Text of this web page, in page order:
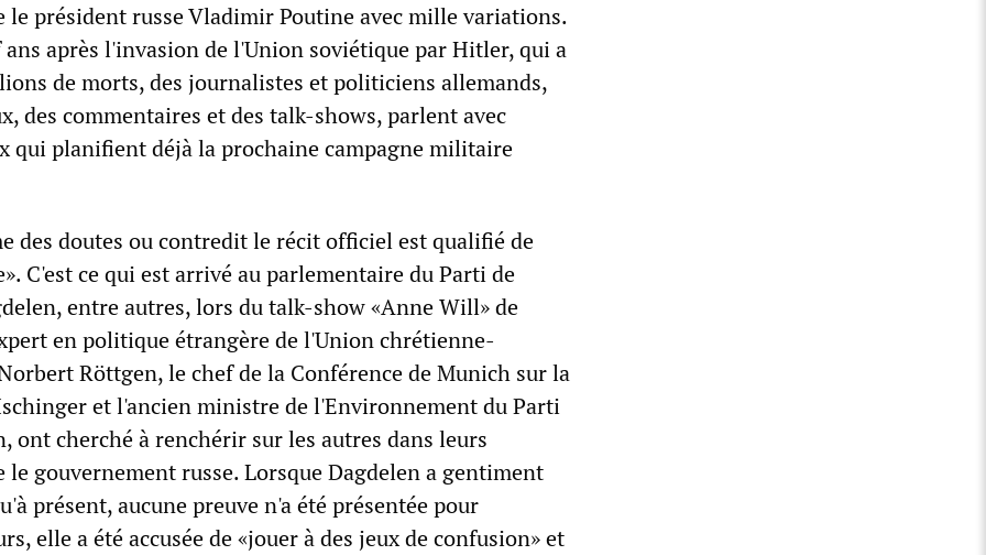
le président russe Vladimir Poutine avec mille variations.
après l'invasion de l'Union soviétique par Hitler, qui a
de morts, des journalistes et politiciens allemands,
des commentaires et des talk-shows, parlent avec
qui planifient déjà la prochaine campagne militaire
des doutes ou contredit le récit officiel est qualifié de
C'est ce qui est arrivé au parlementaire du Parti de
entre autres, lors du talk-show «Anne Will» de
en politique étrangère de l'Union chrétienne-
Röttgen, le chef de la Conférence de Munich sur la
et l'ancien ministre de l'Environnement du Parti
ont cherché à renchérir sur les autres dans leurs
le gouvernement russe. Lorsque Dagdelen a gentiment
présent, aucune preuve n'a été présentée pour
elle a été accusée de «jouer à des jeux de confusion» et